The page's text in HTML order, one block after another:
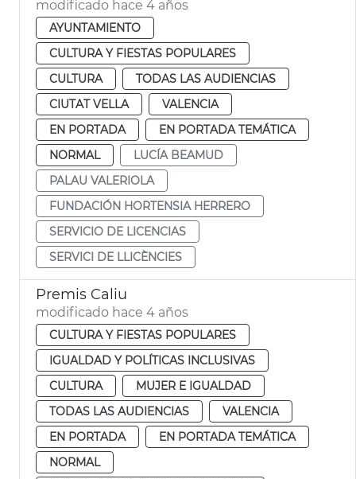
modificado hace 4 años
AYUNTAMIENTO
CULTURA Y FIESTAS POPULARES
CULTURA
TODAS LAS AUDIENCIAS
CIUTAT VELLA
VALENCIA
EN PORTADA
EN PORTADA TEMÁTICA
NORMAL
LUCÍA BEAMUD
PALAU VALERIOLA
FUNDACIÓN HORTENSIA HERRERO
SERVICIO DE LICENCIAS
SERVICI DE LLICÈNCIES
Premis Caliu
modificado hace 4 años
CULTURA Y FIESTAS POPULARES
IGUALDAD Y POLÍTICAS INCLUSIVAS
CULTURA
MUJER E IGUALDAD
TODAS LAS AUDIENCIAS
VALENCIA
EN PORTADA
EN PORTADA TEMÁTICA
NORMAL